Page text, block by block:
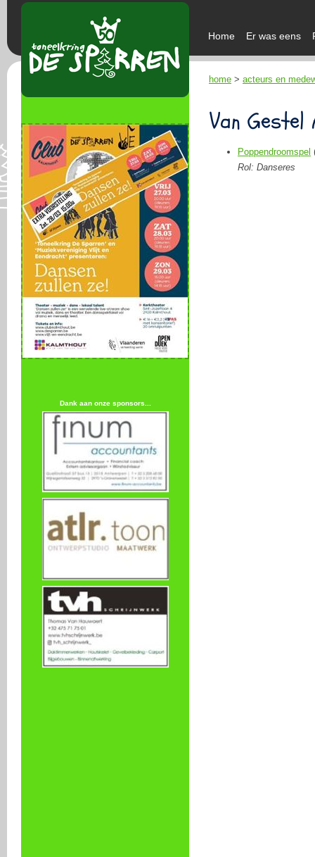
Home Er was eens
home > acteurs en
Dank aan onze sponsors...
Van Gestel
Poppendroomspel
Rol: Danseres